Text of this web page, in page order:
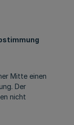
Mitte einen
Der
nicht